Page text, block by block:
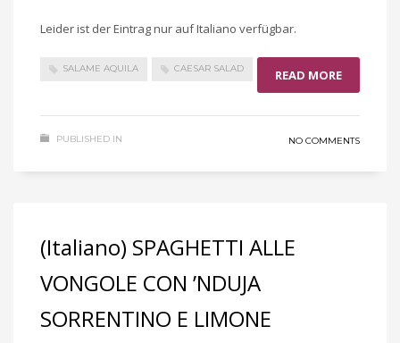
Leider ist der Eintrag nur auf Italiano verfügbar.
SALAME AQUILA CAESAR SALAD READ MORE
PUBLISHED IN NO COMMENTS
(Italiano) SPAGHETTI ALLE
VONGOLE CON ’NDUJA
SORRENTINO E LIMONE